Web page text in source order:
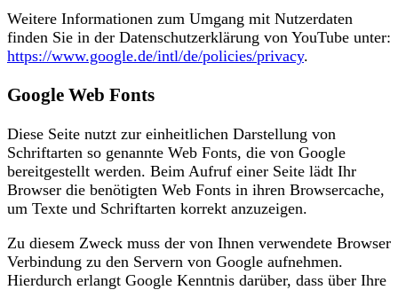
Weitere Informationen zum Umgang mit Nutzerdaten
finden Sie in der Datenschutzerklärung von YouTube unter:
https://www.google.de/intl/de/policies/privacy.
Google Web Fonts
Diese Seite nutzt zur einheitlichen Darstellung von
Schriftarten so genannte Web Fonts, die von Google
bereitgestellt werden. Beim Aufruf einer Seite lädt Ihr
Browser die benötigten Web Fonts in ihren Browsercache,
um Texte und Schriftarten korrekt anzuzeigen.
Zu diesem Zweck muss der von Ihnen verwendete Browser
Verbindung zu den Servern von Google aufnehmen.
Hierdurch erlangt Google Kenntnis darüber, dass über Ihre